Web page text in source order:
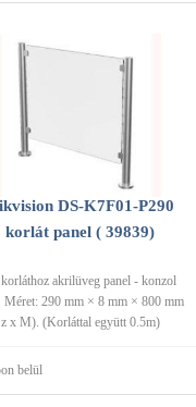
DS-K7F01-P290
korlát panel ( 39839)
akrilüveg panel - konzol
Méret: 290 mm × 8 mm × 800 mm
x M). (Korláttal együtt 0.5m)
belül